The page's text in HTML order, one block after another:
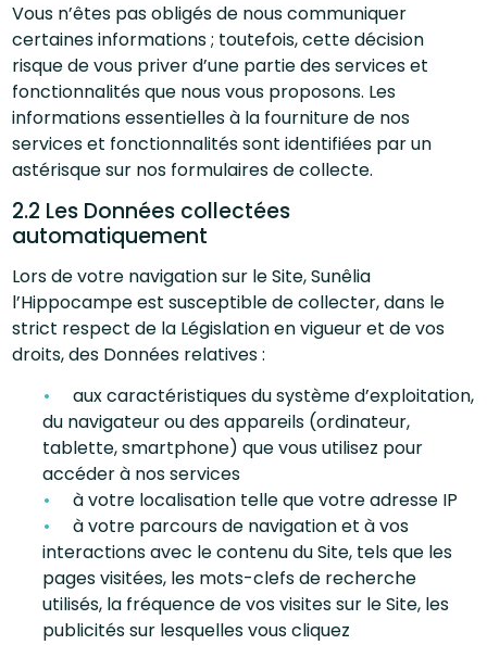
Vous n’êtes pas obligés de nous communiquer
certaines informations ; toutefois, cette décision
risque de vous priver d’une partie des services et
fonctionnalités que nous vous proposons. Les
informations essentielles à la fourniture de nos
services et fonctionnalités sont identifiées par un
astérisque sur nos formulaires de collecte.
2.2 Les Données collectées
automatiquement
Lors de votre navigation sur le Site, Sunêlia
l’Hippocampe est susceptible de collecter, dans le
strict respect de la Législation en vigueur et de vos
droits, des Données relatives :
aux caractéristiques du système d’exploitation,
du navigateur ou des appareils (ordinateur,
tablette, smartphone) que vous utilisez pour
accéder à nos services
à votre localisation telle que votre adresse IP
à votre parcours de navigation et à vos
interactions avec le contenu du Site, tels que les
pages visitées, les mots-clefs de recherche
utilisés, la fréquence de vos visites sur le Site, les
publicités sur lesquelles vous cliquez